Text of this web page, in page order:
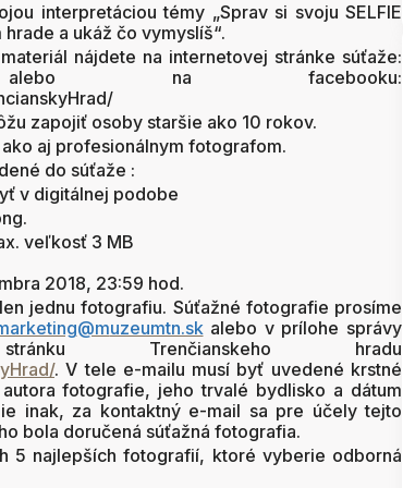
interpretáciou témy „Sprav si svoju SELFIE
a ukáž čo vymyslíš“.
nájdete na internetovej stránke súťaže:
na facebooku:
zapojiť osoby staršie ako 10 rokov.
aj profesionálnym fotografom.
do súťaže :
v digitálnej podobe
veľkosť 3 MB
2018, 23:59 hod.
jednu fotografiu. Súťažné fotografie prosíme
@muzeumtn.skalebo v prílohe správy
Trenčianskeho hradu
. V tele e-mailu musí byť uvedené krstné
fotografie, jeho trvalé bydlisko a dátum
inak, za kontaktný e-mail sa pre účely tejto
bola doručená súťažná fotografia.
5 najlepších fotografií, ktoré vyberie odborná